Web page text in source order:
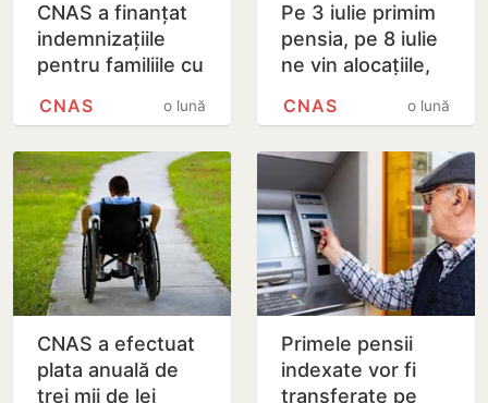
CNAS a finanțat
indemnizațiile
pentru familiile cu
o lună
CNAS
Pe 3 iulie primim
pensia, pe 8 iulie
ne vin alocațiile,
intră ajutorul
o lună
CNAS
CNAS a efectuat
plata anuală de
trei mii de lei
Primele pensii
indexate vor fi
transferate pe